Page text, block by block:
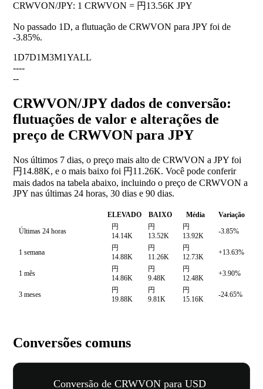
CRWVON/JPY: 1 CRWVON = 円13.56K JPY
No passado 1D, a flutuação de CRWVON para JPY foi de
-3.85%.
1D7D1M3M1YALL
----
--
CRWVON/JPY dados de conversão:
flutuações de valor e alterações de
preço de CRWVON para JPY
Nos últimos 7 dias, o preço mais alto de CRWVON a JPY foi
円14.88K, e o mais baixo foi 円11.26K. Você pode conferir
mais dados na tabela abaixo, incluindo o preço de CRWVON a
JPY nas últimas 24 horas, 30 dias e 90 dias.
ELEVADO BAIXO Média
Variação
Últimas 24 horas
円
14.14K
円
13.52K
円
13.92K
-3.85%
1 semana
円
14.88K
円
11.26K
円
12.73K
+13.63%
1 mês
円
14.86K
円
9.48K
円
12.48K
+3.90%
3 meses
円
19.88K
円
9.81K
円
15.16K
-24.65%
Conversões comuns
Conversão de CRWVON para USD